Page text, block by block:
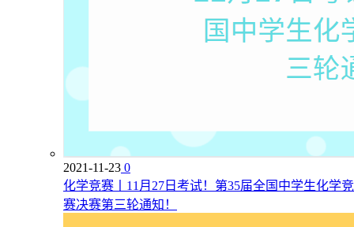
2021-11-23 0
化学竞赛丨11月27日考试！第35届全国中学生化学竞
赛决赛第三轮通知！